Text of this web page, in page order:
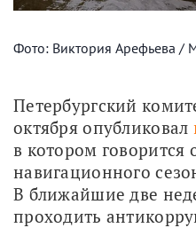
Фото: Виктория Арефьева /
Петербургский
октября опубликовал
в котором говорится
навигационного
В ближайшие две
проходить